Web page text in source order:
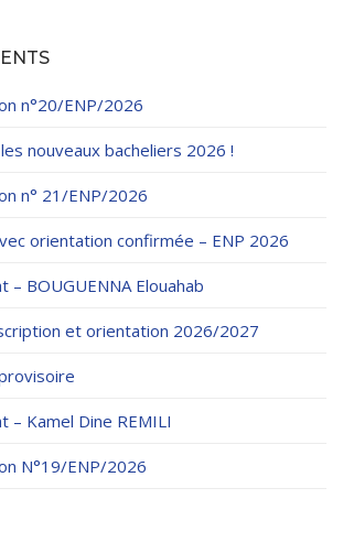
n°20/ENP/2026
nouveaux bacheliers 2026 !
n° 21/ENP/2026
orientation confirmée – ENP 2026
BOUGUENNA Elouahab
et orientation 2026/2027
– Kamel Dine REMILI
N°19/ENP/2026